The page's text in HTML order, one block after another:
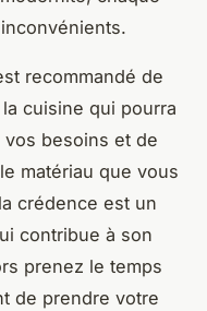
recommandé de
cuisine qui pourra
besoins et de
matériau que vous
crédence est un
contribue à son
prenez le temps
de prendre votre